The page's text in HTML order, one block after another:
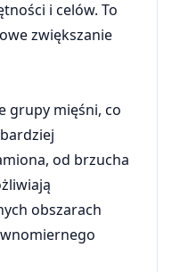
i celów. To
zwiększanie
grupy mięśni, co
od brzucha
obszarach